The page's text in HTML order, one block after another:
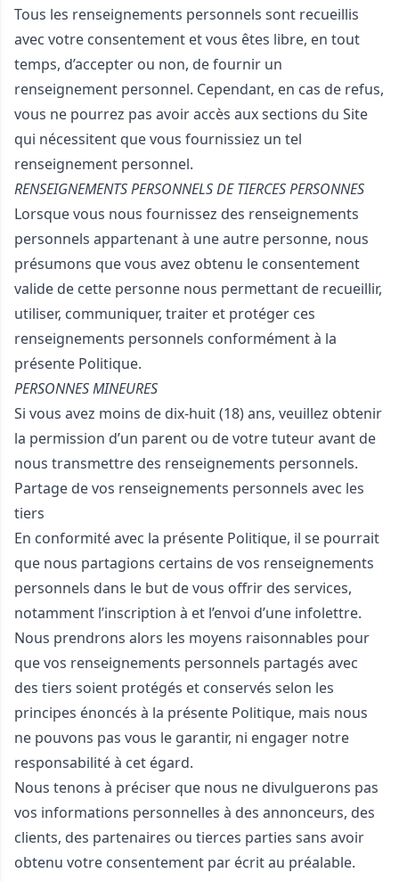
Tous les renseignements personnels sont recueillis
avec votre consentement et vous êtes libre, en tout
temps, d’accepter ou non, de fournir un
renseignement personnel. Cependant, en cas de refus,
vous ne pourrez pas avoir accès aux sections du Site
qui nécessitent que vous fournissiez un tel
renseignement personnel.
RENSEIGNEMENTS PERSONNELS DE TIERCES PERSONNES
Lorsque vous nous fournissez des renseignements
personnels appartenant à une autre personne, nous
présumons que vous avez obtenu le consentement
valide de cette personne nous permettant de recueillir,
utiliser, communiquer, traiter et protéger ces
renseignements personnels conformément à la
présente Politique.
PERSONNES MINEURES
Si vous avez moins de dix-huit (18) ans, veuillez obtenir
la permission d’un parent ou de votre tuteur avant de
nous transmettre des renseignements personnels.
Partage de vos renseignements personnels avec les
tiers
En conformité avec la présente Politique, il se pourrait
que nous partagions certains de vos renseignements
personnels dans le but de vous offrir des services,
notamment l’inscription à et l’envoi d’une infolettre.
Nous prendrons alors les moyens raisonnables pour
que vos renseignements personnels partagés avec
des tiers soient protégés et conservés selon les
principes énoncés à la présente Politique, mais nous
ne pouvons pas vous le garantir, ni engager notre
responsabilité à cet égard.
Nous tenons à préciser que nous ne divulguerons pas
vos informations personnelles à des annonceurs, des
clients, des partenaires ou tierces parties sans avoir
obtenu votre consentement par écrit au préalable.